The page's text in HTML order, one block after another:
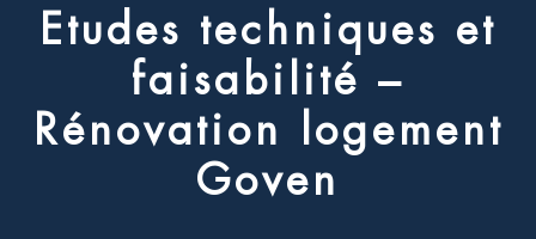
Etud es tec hniques et
faisa bi ité –
Rénovation ogement
Goven